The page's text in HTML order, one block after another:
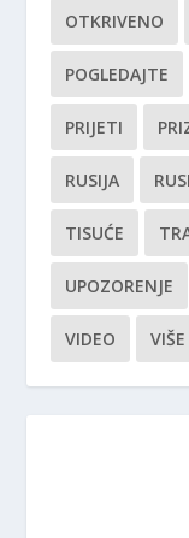
OTKRIVENO
POGLEDAJTE
PRIJETI
RUSIJA
TISUĆE
UPOZORENJE
VIDEO VIŠE